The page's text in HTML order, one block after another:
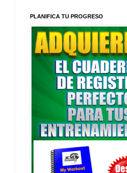
PLANIFICA TU PROGRESO